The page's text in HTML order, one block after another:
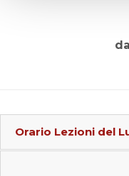
Orario Lezioni del